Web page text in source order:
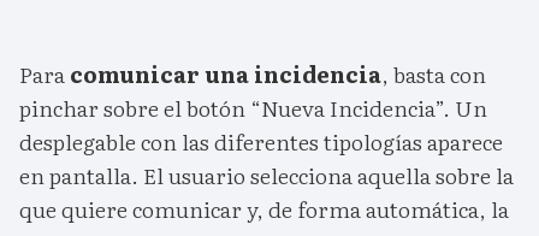
Paracomunicar una incidencia, basta con
pinchar sobre el botón “Nueva Incidencia”. Un
desplegable con las diferentes tipologías aparece
en pantalla. El usuario selecciona aquella sobre la
que quiere comunicar y, de forma automática, la